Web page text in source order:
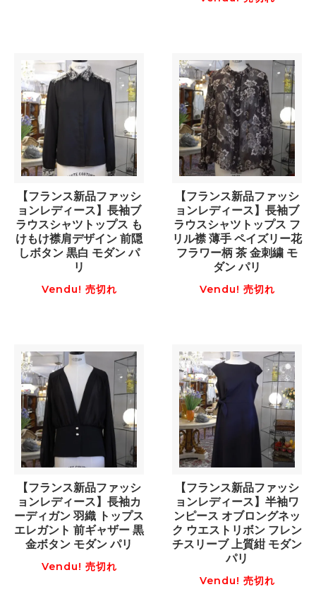
【フランス新品ファッシ
ョンレディース】長袖ブ
ラウスシャツトップス も
けもけ襟肩デザイン 前隠
しボタン 黒白 モダン パ
リ
Vendu! 売切れ
【フランス新品ファッシ
ョンレディース】長袖ブ
ラウスシャツトップス フ
リル襟 薄手 ペイズリー花
フラワー柄 茶 金刺繍 モ
ダン パリ
Vendu! 売切れ
【フランス新品ファッシ
ョンレディース】長袖カ
ーディガン 羽織 トップス
エレガント 前ギャザー 黒
金ボタン モダン パリ
Vendu! 売切れ
【フランス新品ファッシ
ョンレディース】半袖ワ
ンピース オブロングネッ
ク ウエストリボン フレン
チスリーブ 上質紺 モダン
パリ
Vendu! 売切れ